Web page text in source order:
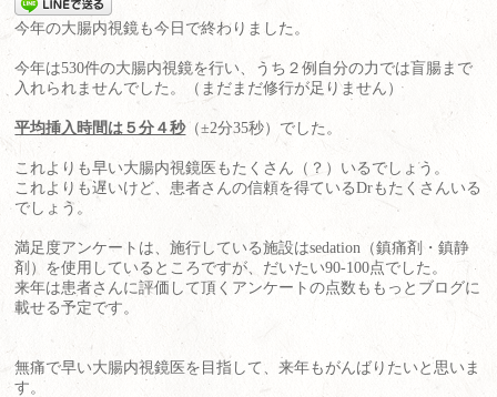
今年の大腸内視鏡も今日で終わりました。
今年は530件の大腸内視鏡を行い、うち２例自分の力では盲腸まで
入れられませんでした。（まだまだ修行が足りません）
平均挿入時間は５分４秒（±2分35秒）でした。
これよりも早い大腸内視鏡医もたくさん（？）いるでしょう。
これよりも遅いけど、患者さんの信頼を得ているDrもたくさんいる
でしょう。
満足度アンケートは、施行している施設はsedation（鎮痛剤・鎮静
剤）を使用しているところですが、だいたい90-100点でした。
来年は患者さんに評価して頂くアンケートの点数ももっとブログに
載せる予定です。
無痛で早い大腸内視鏡医を目指して、来年もがんばりたいと思いま
す。